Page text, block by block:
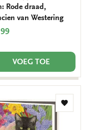
Rode draad,
van Westering
VOEG TOE